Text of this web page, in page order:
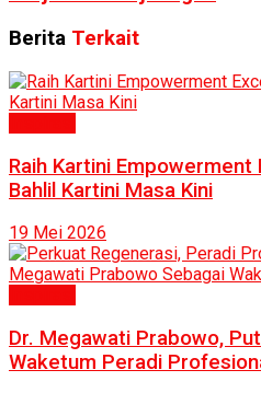
Berita Terkait
Raih Kartini Empowerment
Bahlil Kartini Masa Kini
19 Mei 2026
Dr. Megawati Prabowo,
Waketum Peradi